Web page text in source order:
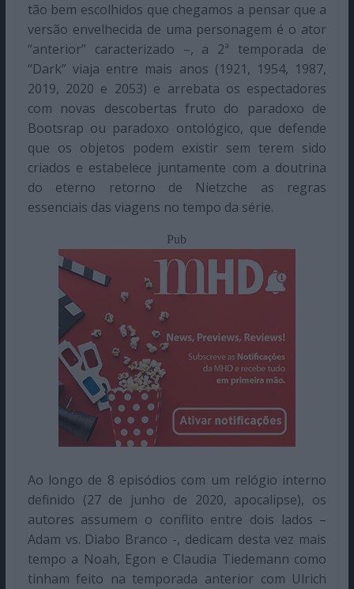
tão bem escolhidos que chegamos a pensar que a
versão envelhecida de uma personagem é o ator
“anterior” caracterizado –, a 2ª temporada de
“Dark” viaja entre mais anos (1921, 1954, 1987,
2019, 2020 e 2053) e arrebata os espectadores
com novas descobertas fruto do paradoxo de
Bootsrap ou paradoxo ontológico, que defende
que os objetos podem existir sem terem sido
criados e estabelece juntamente com a doutrina
do eterno retorno de Nietzche as regras
essenciais das viagens no tempo da série.
Pub
Ao longo de 8 episódios com um relógio interno
definido (27 de junho de 2020, apocalipse), os
autores assumem o conflito entre dois lados –
Adam vs. Diabo Branco -, dedicam desta vez mais
tempo a Noah, Egon e Claudia Tiedemann como
tinham feito na temporada anterior com Ulrich